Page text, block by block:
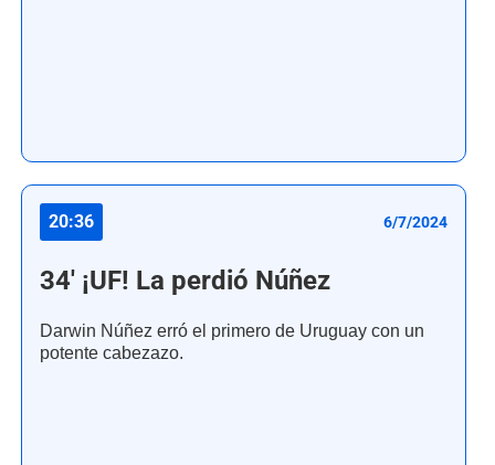
20:36 6/7/2024
34' ¡UF! La perdió Núñez
Darwin Núñez erró el primero de Uruguay con un
potente cabezazo.